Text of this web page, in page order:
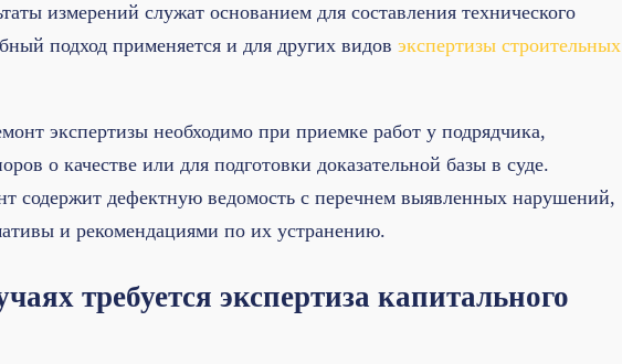
измерений служат основанием для составления технического
подход применяется и для других видовэкспертизы строительных
экспертизы необходимо при приемке работ у подрядчика,
о качестве или для подготовки доказательной базы в суде.
содержит дефектную ведомость с перечнем выявленных нарушений,
и рекомендациями по их устранению.
требуется экспертиза капитального